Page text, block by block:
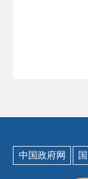
中国政府网